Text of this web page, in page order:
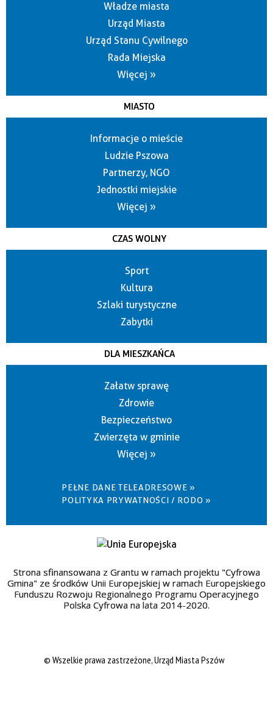
Władze miasta
Urząd Miasta
Urząd Stanu Cywilnego
Rada Miejska
Więcej »
MIASTO
Informacje o mieście
Ludzie Pszowa
Partnerzy, NGO
Jednostki miejskie
Więcej »
CZAS WOLNY
Sport
Kultura
Szlaki turystyczne
Zabytki
DLA MIESZKAŃCA
Załatw sprawę
Zdrowie
Bezpieczeństwo
Zwierzęta w gminie
Więcej »
PEŁNE DANE TELEADRESOWE »
POLITYKA PRYWATNOŚCI / RODO »
Strona sfinansowana z Grantu w ramach projektu "Cyfrowa
Gmina" ze środków Unii Europejskiej w ramach Europejskiego
Funduszu Rozwoju Regionalnego Programu Operacyjnego
Polska Cyfrowa na lata 2014-2020.
© Wszelkie prawa zastrzeżone, Urząd Miasta Pszów